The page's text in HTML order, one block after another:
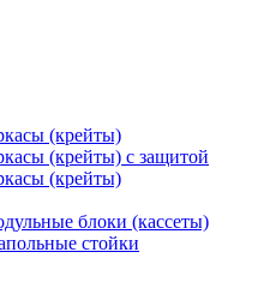
(крейты)
(крейты) с защитой
(крейты)
блоки (кассеты)
стойки